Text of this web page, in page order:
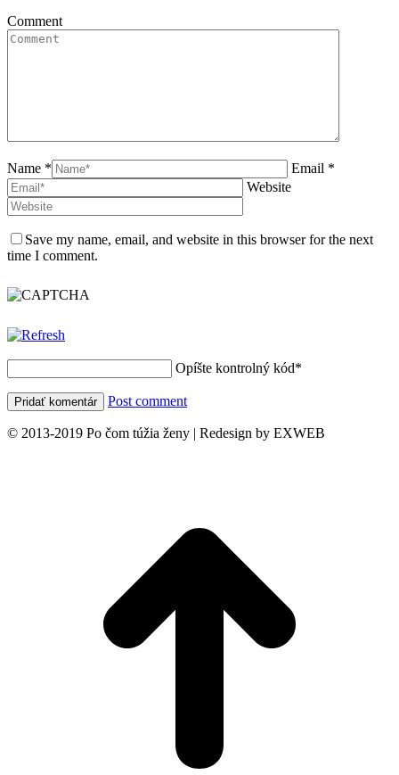
Comment
Name *
Email *
Website
Save my name, email, and website in this browser for the next
time I comment.
Opíšte kontrolný kód*
Post comment
© 2013-2019 Po čom túžia ženy | Redesign by EXWEB